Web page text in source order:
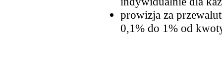
prowizja za
0,1% do 1% od